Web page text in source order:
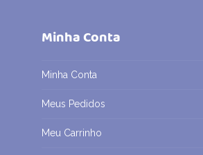
Minha Conta
Minha Conta
Meus Pedidos
Meu Carrinho